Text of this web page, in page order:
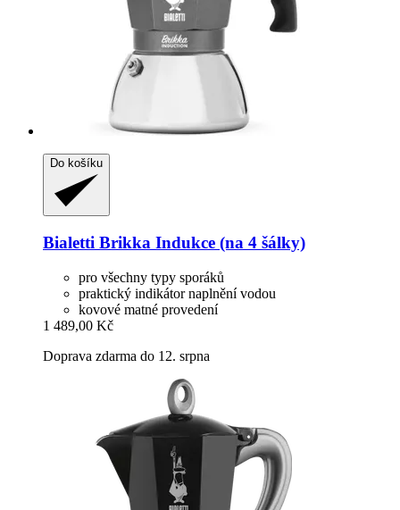
Do košíku
Bialetti Brikka Indukce (na 4 šálky)
pro všechny typy sporáků
praktický indikátor naplnění vodou
kovové matné provedení
1 489,00 Kč
Doprava zdarma do 12. srpna